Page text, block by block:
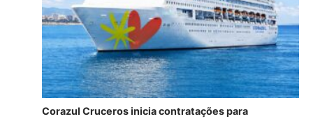
Corazul Cruceros inicia contratações para